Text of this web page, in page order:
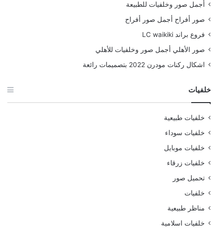
أجمل صور وخلفيات للطبيعة
صور أفراح أجمل صور أفراح
فروع براند LC waikiki
صور الأهلي أجمل صور وخلفيات للأهلي
اشكال ركنات مودرن 2022 بتصميمات رائعة
خلفيات
خلفيات طبيعية
خلفيات سوداء
خلفيات موبايل
خلفيات زرقاء
تحميل صور
خلفيات
مناظر طبيعية
خلفيات اسلامية